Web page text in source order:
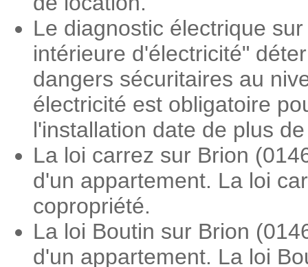
Le diagnostic électrique
intérieure d'électricité"
dangers sécuritaires au
électricité est obligatoire
l'installation date de plus
La loi carrez sur Brion
d'un appartement. La loi
copropriété.
La loi Boutin sur Brion
d'un appartement. La loi